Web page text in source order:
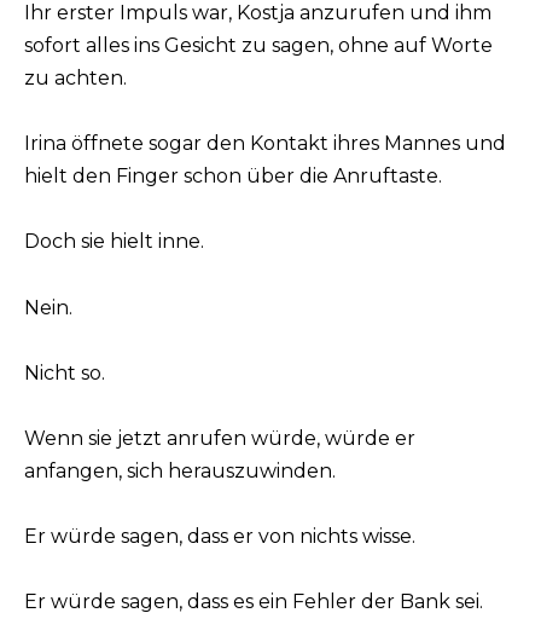
Ihr erster Impuls war, Kostja anzurufen und ihm
sofort alles ins Gesicht zu sagen, ohne auf Worte
zu achten.
Irina öffnete sogar den Kontakt ihres Mannes und
hielt den Finger schon über die Anruftaste.
Doch sie hielt inne.
Nein.
Nicht so.
Wenn sie jetzt anrufen würde, würde er
anfangen, sich herauszuwinden.
Er würde sagen, dass er von nichts wisse.
Er würde sagen, dass es ein Fehler der Bank sei.